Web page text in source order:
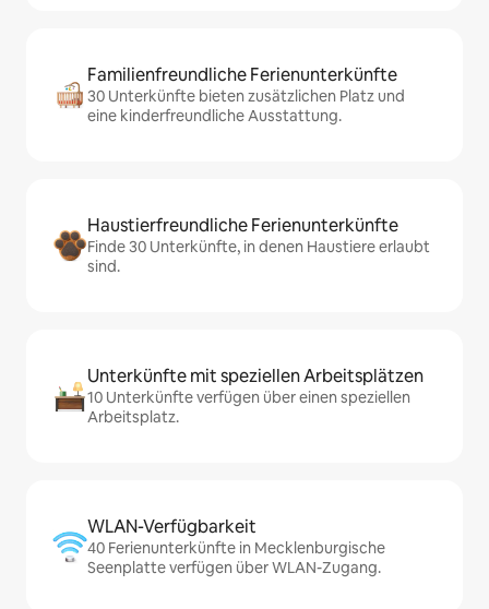
Familienfreundliche Ferienunterkünfte
30 Unterkünfte bieten zusätzlichen Platz und
eine kinderfreundliche Ausstattung.
Haustierfreundliche Ferienunterkünfte
Finde 30 Unterkünfte, in denen Haustiere erlaubt
sind.
Unterkünfte mit speziellen Arbeitsplätzen
10 Unterkünfte verfügen über einen speziellen
Arbeitsplatz.
WLAN-Verfügbarkeit
40 Ferienunterkünfte in Mecklenburgische
Seenplatte verfügen über WLAN-Zugang.